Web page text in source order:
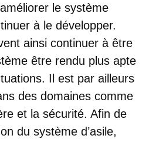
le système
à le développer.
ainsi continuer à être
être rendu plus apte
Il est par ailleurs
des domaines comme
et la sécurité. Afin de
du système d’asile,